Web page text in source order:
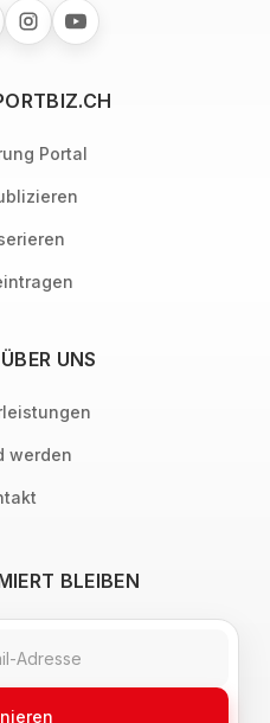
Portal
UNS
werden
BLEIBEN